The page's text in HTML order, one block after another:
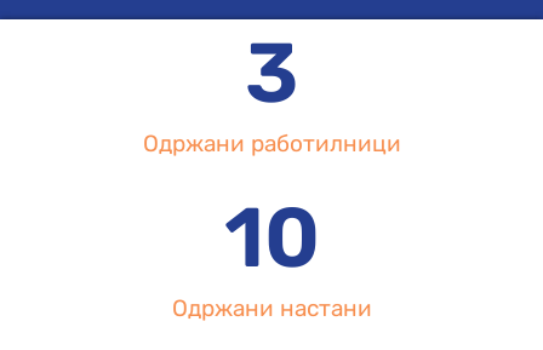
Одржани работилници
3
Одржани настани
10